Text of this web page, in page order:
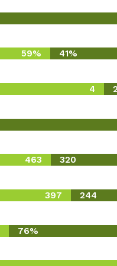
59% 41%
4 2
463 320
397 244
76%